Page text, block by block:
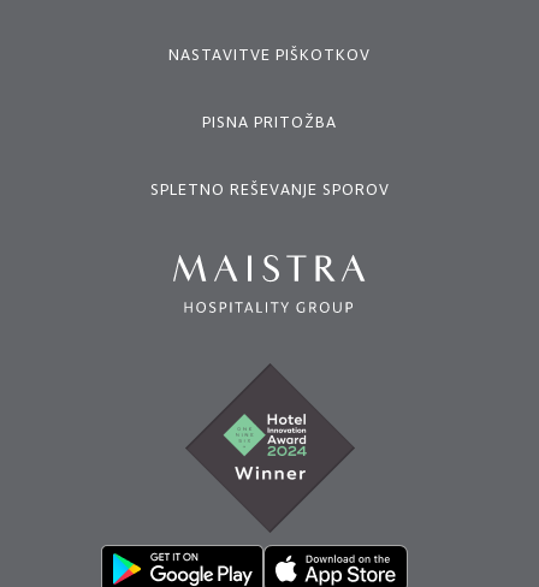
NASTAVITVE PIŠKOTKOV
PISNA PRITOŽBA
SPLETNO REŠEVANJE SPOROV